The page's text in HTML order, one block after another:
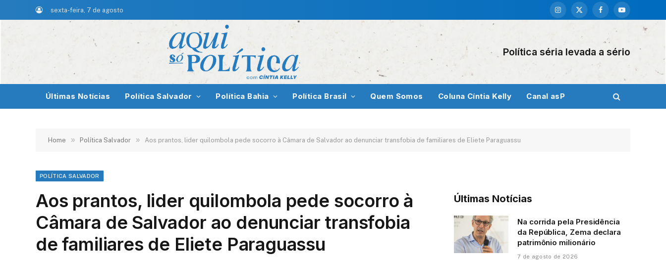
sexta-feira, 7 de agosto
Instagram
X
FacebookYouTube
Política séria levada a sério
Últimas Notícias Política Salvador Política Bahia Política Brasil Quem Somos Coluna Cíntia Kelly Canal asP
Home » Política Salvador » Aos prantos, lider quilombola pede socorro à Câmara de Salvador ao denunciar transfobia de familiares de Eliete Paraguassu
POLÍTICA SALVADOR
Aos prantos, lider quilombola pede socorro à
Câmara de Salvador ao denunciar transfobia
de familiares de Eliete Paraguassu
Últimas Notícias
Na corrida pela Presidência
da República, Zema declara
patrimônio milionário
7 de agosto de 2026